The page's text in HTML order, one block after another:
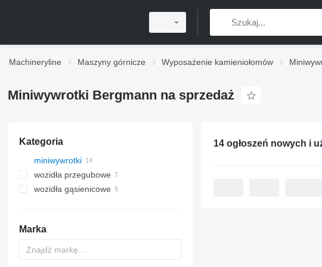
Machineryline Maszyny górnicze Wyposażenie kamieniołomów
Miniwywrotki Bergmann na sprzedaż
Kategoria
miniwywrotki
wozidła przegubowe
wozidła gąsienicowe
Marka